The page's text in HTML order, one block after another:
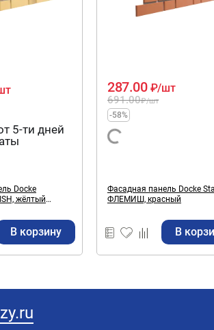
5-ти дней
Docke
жёлтый
В корзину
691.00₽/шт
287.00 ₽/шт
-58%
Фасадная панель Docke
ФЛЕМИШ, красный
В